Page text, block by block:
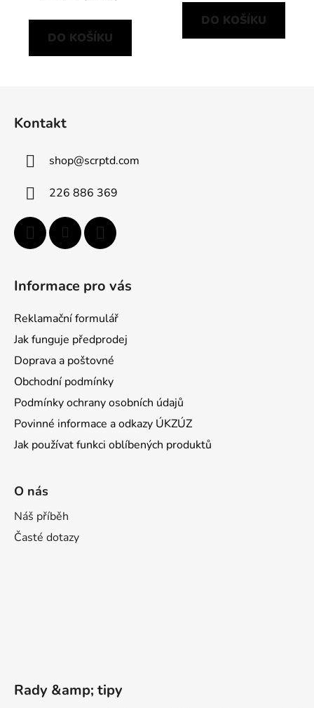
DO KOŠÍKU
DO KOŠÍKU
Kontakt
shop@scrptd.com
226 886 369
Informace pro vás
Reklamační formulář
Jak funguje předprodej
Doprava a poštovné
Obchodní podmínky
Podmínky ochrany osobních údajů
Povinné informace a odkazy ÚKZÚZ
Jak používat funkci oblíbených produktů
O nás
Náš příběh
Časté dotazy
Rady &amp; tipy